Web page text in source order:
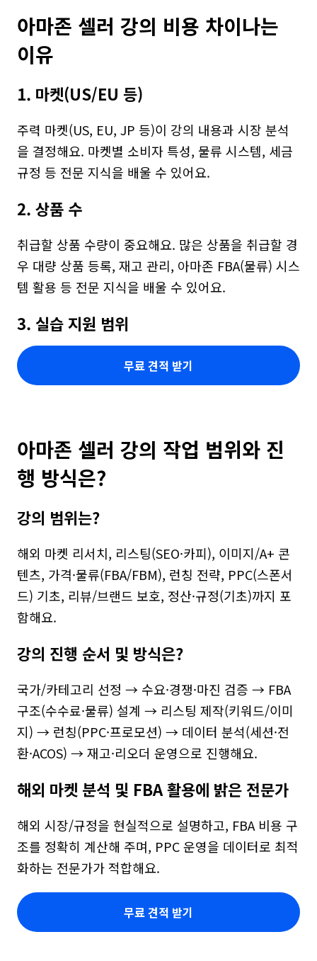
아마존 셀러 강의 비용 차이나는
이유
1. 마켓(US/EU 등)
주력 마켓(US, EU, JP 등)이 강의 내용과 시장 분석
을 결정해요. 마켓별 소비자 특성, 물류 시스템, 세금
규정 등 전문 지식을 배울 수 있어요.
2. 상품 수
취급할 상품 수량이 중요해요. 많은 상품을 취급할 경
우 대량 상품 등록, 재고 관리, 아마존 FBA(물류) 시스
템 활용 등 전문 지식을 배울 수 있어요.
3. 실습 지원 범위
무료 견적 받기
아마존 셀러 강의 작업 범위와 진
행 방식은?
강의 범위는?
해외 마켓 리서치, 리스팅(SEO·카피), 이미지/A+ 콘
텐츠, 가격·물류(FBA/FBM), 런칭 전략, PPC(스폰서
드) 기초, 리뷰/브랜드 보호, 정산·규정(기초)까지 포
함해요.
강의 진행 순서 및 방식은?
국가/카테고리 선정 → 수요·경쟁·마진 검증 → FBA
구조(수수료·물류) 설계 → 리스팅 제작(키워드/이미
지) → 런칭(PPC·프로모션) → 데이터 분석(세션·전
환·ACOS) → 재고·리오더 운영으로 진행해요.
해외 마켓 분석 및 FBA 활용에 밝은 전문가
해외 시장/규정을 현실적으로 설명하고, FBA 비용 구
조를 정확히 계산해 주며, PPC 운영을 데이터로 최적
화하는 전문가가 적합해요.
무료 견적 받기